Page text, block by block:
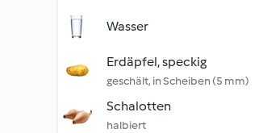
Wasser
Erdäpfel, speckig
geschält, in Scheiben (5 mm)
Schalotten
halbiert